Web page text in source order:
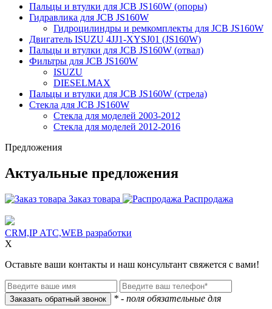
Пальцы и втулки для JCB JS160W (опоры)
Гидравлика для JCB JS160W
Гидроцилиндры и ремкомплекты для JCB JS160W
Двигатель ISUZU 4JJ1-XYSJ01 (JS160W)
Пальцы и втулки для JCB JS160W (отвал)
Фильтры для JCB JS160W
ISUZU
DIESELMAX
Пальцы и втулки для JCB JS160W (стрела)
Стекла для JCB JS160W
Стекла для моделей 2003-2012
Стекла для моделей 2012-2016
Предложения
Актуальные предложения
Заказ товара Распродажа
CRM,IP АТС,WEB разработки
X
Оставьте ваши контакты и наш консультант свяжется с вами!
* - поля обязательные для